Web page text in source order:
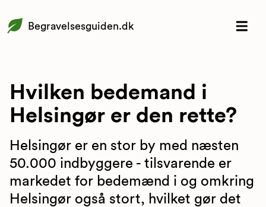
Begravelsesguiden.dk
Hvilken bedemand i
Helsingør er den rette?
Helsingør er en stor by med næsten
50.000 indbyggere - tilsvarende er
markedet for bedemænd i og omkring
Helsingør også stort, hvilket gør det